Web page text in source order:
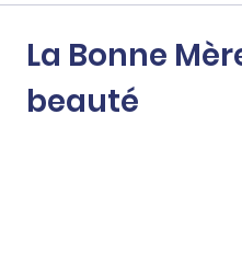
La Bonne
beauté